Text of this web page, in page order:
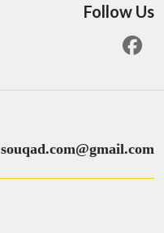
Follow Us
souqad.com@gmail.com